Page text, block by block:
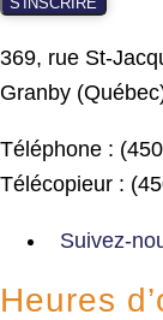
369, rue St-
Granby
Téléphone :
Télécopieur :
Suivez-
Heures